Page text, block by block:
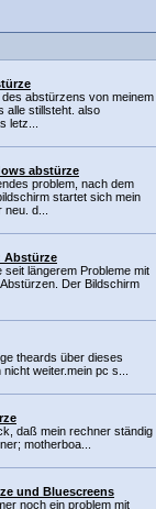
des abstürzens von meinem
alle stillsteht. also
letz...
abstürze
problem, nach dem
startet sich mein
neu. d...
Abstürze
seit längerem Probleme mit
Der Bildschirm
theards über dieses
weiter.mein pc s...
daß mein rechner ständig
motherboa...
und Bluescreens
noch ein problem mit